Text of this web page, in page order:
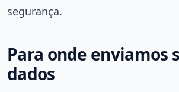
segurança.
Para onde enviamos
dados